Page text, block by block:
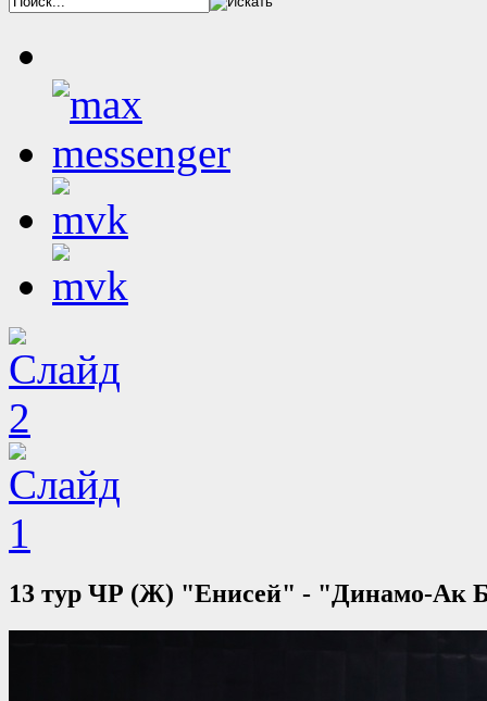
13 тур ЧР (Ж) "Енисей" - "Динамо-Ак